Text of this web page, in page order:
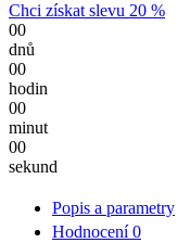
Chci získat slevu 20 %
00
dnů
00
hodin
00
minut
00
sekund
Popis a parametry
Hodnocení0